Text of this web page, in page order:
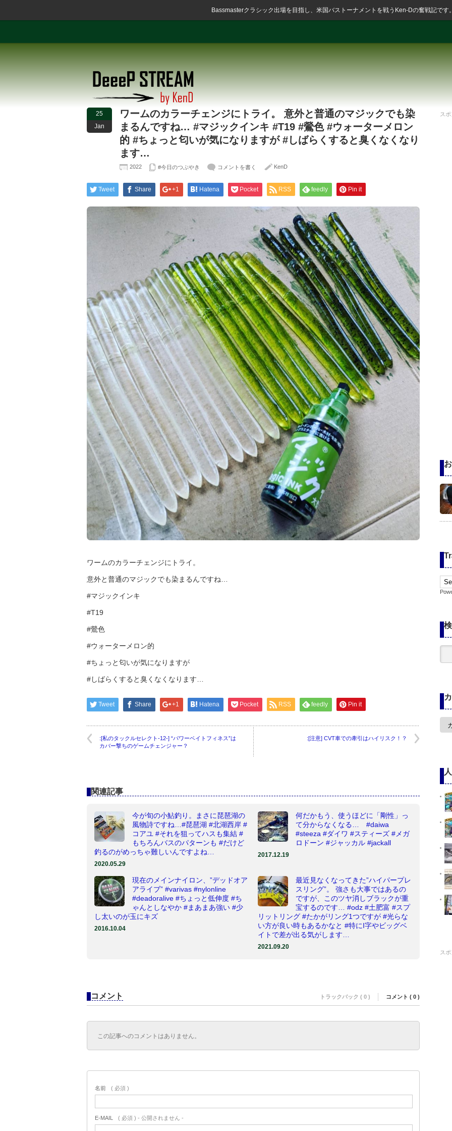
Bassmasterクラシック出場を目指し、米国バストーナメントを戦うKen-Dの奮戦記です
25
Jan
ワームのカラーチェンジにトライ。 意外と普通のマジックでも染
まるんですね… #マジックインキ #T19 #鶯色 #ウォーターメロン
的 #ちょっと匂いが気になりますが #しばらくすると臭くなくなり
ます…
2022 #今日のつぶやき コメントを書く KenD
Tweet Share +1 Hatena Pocket RSS feedly Pin it
ワームのカラーチェンジにトライ。
意外と普通のマジックでも染まるんですね…
#マジックインキ
#T19
#鶯色
#ウォーターメロン的
#ちょっと匂いが気になりますが
#しばらくすると臭くなくなります…
Tweet Share +1 Hatena Pocket RSS feedly Pin it
:[私のタックルセレクト-12-] “パワーベイトフィネス”は
カバー撃ちのゲームチェンジャー？
:[注意] CVT車での牽引はハイリスク！？
関連記事
今が旬の小鮎釣り。まさに琵琶湖の
風物詩ですね…#琵琶湖 #北湖西岸 #
コアユ #それを狙ってハスも集結 #
もちろんバスのパターンも #だけど
釣るのがめっちゃ難しいんですよね…
2020.05.29
何だかもう、使うほどに「剛性」っ
て分からなくなる… #daiwa
#steeza #ダイワ #スティーズ #メガ
ロドーン #ジャッカル #jackall
2017.12.19
現在のメインナイロン、”デッドオア
アライブ” #varivas #nylonline
#deadoralive #ちょっと低伸度 #ち
ゃんとしなやか #まあまあ強い #少
し太いのが玉にキズ
2016.10.04
最近見なくなってきた”ハイパープレ
スリング”。 強さも大事ではあるの
ですが、このツヤ消しブラックが重
宝するのです… #odz #土肥富 #スプ
リットリング #たかがリング1つですが #光らな
い方が良い時もあるかなと #特にI字やビッグベ
イトで差が出る気がします…
2021.09.20
コメント トラックバック ( 0 ) コメント ( 0 )
この記事へのコメントはありません。
名前 ( 必須 )
E-MAIL ( 必須 ) - 公開されません -
ス
カ
ス